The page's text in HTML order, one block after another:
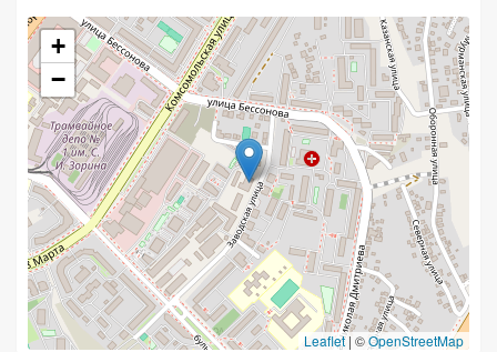
+
−
Leaflet | ©OpenStreetMap